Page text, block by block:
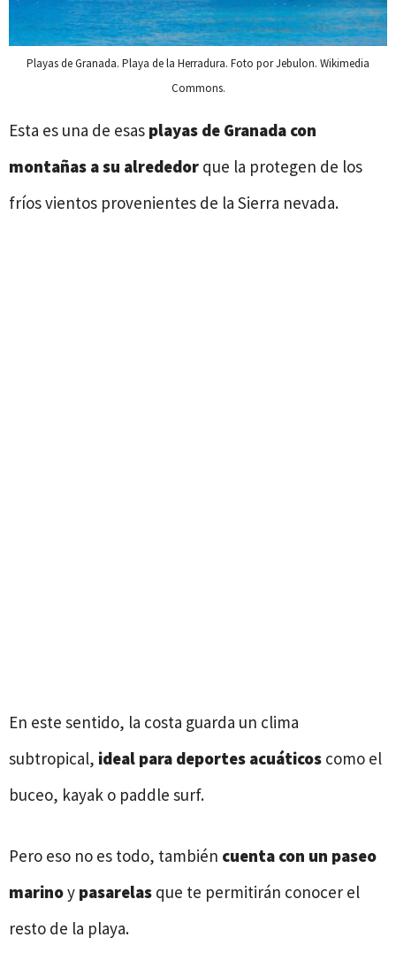
Playas de Granada. Playa de la Herradura. Foto por Jebulon. Wikimedia
Commons.
Esta es una de esas playas de Granada con
montañas a su alrededor que la protegen de los
fríos vientos provenientes de la Sierra nevada.
En este sentido, la costa guarda un clima
subtropical, ideal para deportes acuáticos como el
buceo, kayak o paddle surf.
Pero eso no es todo, también cuenta con un paseo
marinoy pasarelas que te permitirán conocer el
resto de la playa.